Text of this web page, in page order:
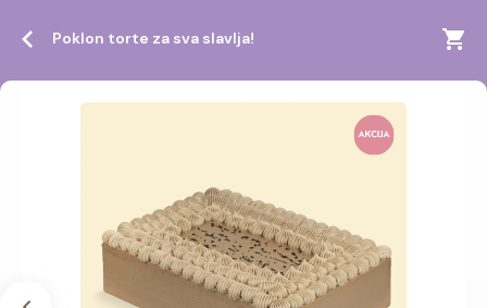
Poklon torte za sva slavlja!